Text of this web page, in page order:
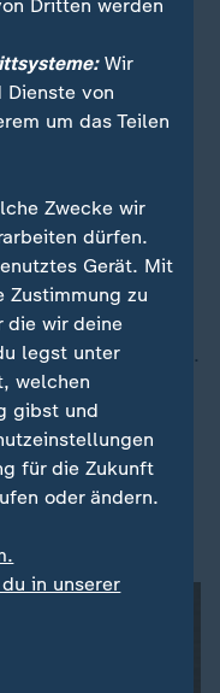
der EU vor ein paar
der
nicht bis zum US-
des Abkommens
auf ein viel
auf seiner
den Beschluss.
"zur
Vertrauens",
BDI,
ist
Geschäftsführer
Große Entrup.
Dritten werden
Wir
Dienste von
um das Teilen
Zwecke wir
dürfen.
Gerät. Mit
zu
die wir deine
legst unter
welchen
gibst und
für die Zukunft
oder ändern.
in unserer